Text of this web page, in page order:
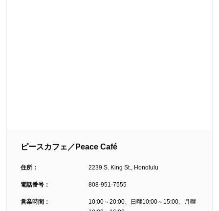
ピースカフェ／Peace Café
住所： 2239 S. King St., Honolulu
電話番号： 808-951-7555
営業時間：
10:00～20:00、日曜10:00～15:00、月曜